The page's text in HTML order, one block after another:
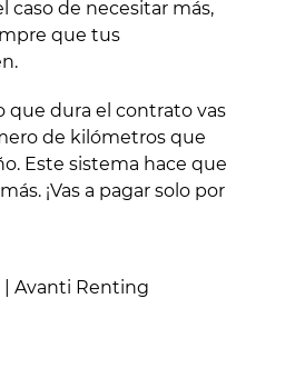
caso de necesitar más,
que tus
que dura el contrato vas
de kilómetros que
Este sistema hace que
¡Vas a pagar solo por